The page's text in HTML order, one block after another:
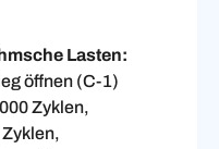
Lasten:
öffnen (C-1)
Zyklen,